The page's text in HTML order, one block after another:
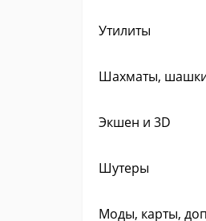
Утилиты
Шахматы,
Экшен и 3D
Шутеры
Моды, карты,